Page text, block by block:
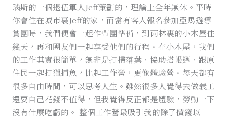
瑙斯的一個退伍軍人Jeff策劃的，理論上全年無休。平時
你會住在城市裏Jeff的家，而當有客人報名參加亞馬遜導
賞團時，我們便會一起作帶團準備，到雨林裏的小木屋住
幾天，再和團友們一起享受他們的行程。在小木屋，我們
的工作其實很簡單，無非是打掃落葉、協助搭帳篷、跟原
住民一起打獵捕魚，比起工作營，更像體驗營。每天都有
很多自由時間，可以思考人生。雖然很多人覺得去做義工
還要自己花錢不值得，但我覺得反正都是體驗，勞動一下
沒有什麼吃虧的。 整個工作營最吸引我的除了價錢以